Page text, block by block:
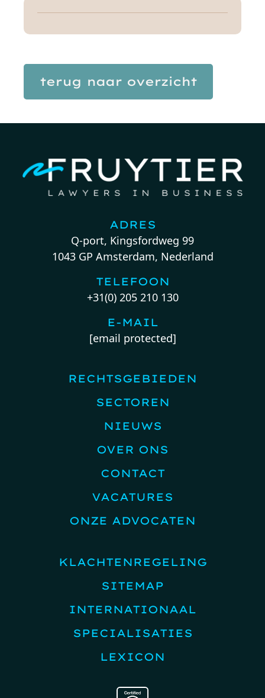
terug naar overzicht
ADRES
Q-port, Kingsfordweg 99
1043 GP Amsterdam, Nederland
TELEFOON
+31(0) 205 210 130
E-MAIL
[email protected]
RECHTSGEBIEDEN
SECTOREN
NIEUWS
OVER ONS
CONTACT
VACATURES
ONZE ADVOCATEN
KLACHTENREGELING
SITEMAP
INTERNATIONAAL
SPECIALISATIES
LEXICON